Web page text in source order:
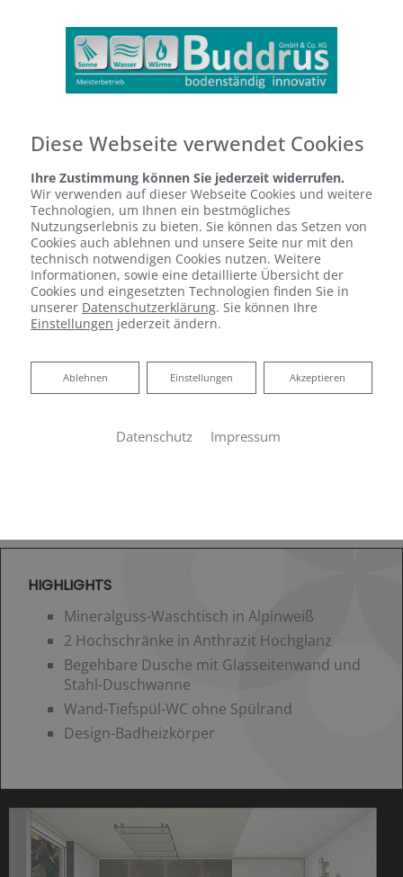
Startseite »Bad»Badinspiration & Musterbäder»Basic-Bad 8,2 ㎡
Basic-Bad 8,2 ㎡
HIGHLIGHTS
Mineralguss-Waschtisch in Alpinweiß
2 Hochschränke in Anthrazit Hochglanz
Begehbare Dusche mit Glasseitenwand und
Stahl-Duschwanne
Wand-Tiefspül-WC ohne Spülrand
Design-Badheizkörper
Diese Webseite verwendet Cookies
Ihre Zustimmung können Sie jederzeit widerrufen.
Wir verwenden auf dieser Webseite Cookies und weitere
Technologien, um Ihnen ein bestmögliches
Nutzungserlebnis zu bieten. Sie können das Setzen von
Cookies auch ablehnen und unsere Seite nur mit den
technisch notwendigen Cookies nutzen. Weitere
Informationen, sowie eine detaillierte Übersicht der
Cookies und eingesetzten Technologien finden Sie in
unserer Datenschutzerklärung. Sie können Ihre
Einstellungen jederzeit ändern.
Akzeptieren
Einstellungen
Ablehnen
Ablehnen
Datenschutz Impressum